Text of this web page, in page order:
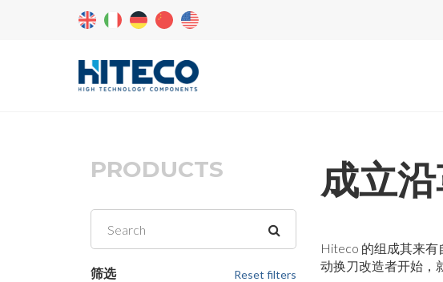
PRODUCTS
筛选 Reset filters
成立
Hiteco 的组成其来
动换刀改造者开始，